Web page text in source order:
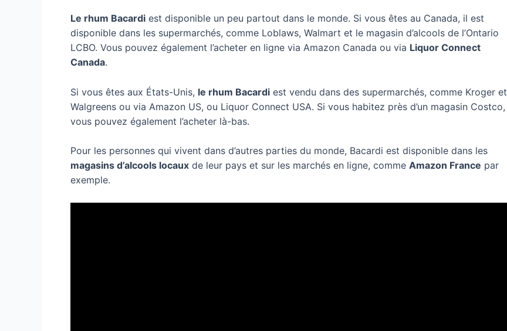
Le rhum Bacardi est disponible un peu partout dans le monde. Si vous êtes au Canada, il est
disponible dans les supermarchés, comme Loblaws, Walmart et le magasin d’alcools de l’Ontario
LCBO. Vous pouvez également l’acheter en ligne via Amazon Canada ou via Liquor Connect
Canada.
Si vous êtes aux États-Unis, le rhum Bacardi est vendu dans des supermarchés, comme Kroger et
Walgreens ou via Amazon US, ou Liquor Connect USA. Si vous habitez près d’un magasin Costco,
vous pouvez également l’acheter là-bas.
Pour les personnes qui vivent dans d’autres parties du monde, Bacardi est disponible dans les
magasins d’alcools locaux de leur pays et sur les marchés en ligne, comme Amazon France par
exemple.